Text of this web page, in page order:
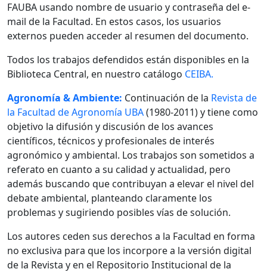
FAUBA usando nombre de usuario y contraseña del e-
mail de la Facultad. En estos casos, los usuarios
externos pueden acceder al resumen del documento.
Todos los trabajos defendidos están disponibles en la
Biblioteca Central, en nuestro catálogo CEIBA.
Agronomía & Ambiente: Continuación de la Revista de
la Facultad de Agronomía UBA(1980-2011) y tiene como
objetivo la difusión y discusión de los avances
científicos, técnicos y profesionales de interés
agronómico y ambiental. Los trabajos son sometidos a
referato en cuanto a su calidad y actualidad, pero
además buscando que contribuyan a elevar el nivel del
debate ambiental, planteando claramente los
problemas y sugiriendo posibles vías de solución.
Los autores ceden sus derechos a la Facultad en forma
no exclusiva para que los incorpore a la versión digital
de la Revista y en el Repositorio Institucional de la